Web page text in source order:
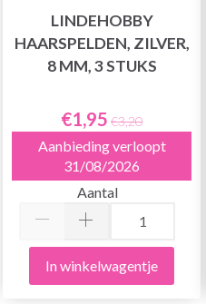
LINDEHOBBY
HAARSPELDEN, ZILVER,
8 MM, 3 STUKS
€1,95 €3,20
Aanbieding verloopt
31/08/2026
Aantal
In winkelwagentje